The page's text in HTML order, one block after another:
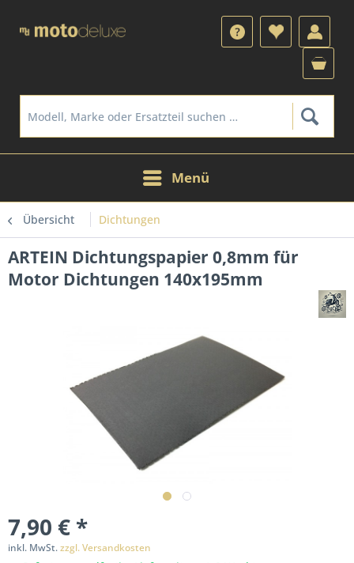
Menü
Übersicht Dichtungen
ARTEIN Dichtungspapier 0,8mm für
Motor Dichtungen 140x195mm
7,90 € *
inkl. MwSt.zzgl. Versandkosten